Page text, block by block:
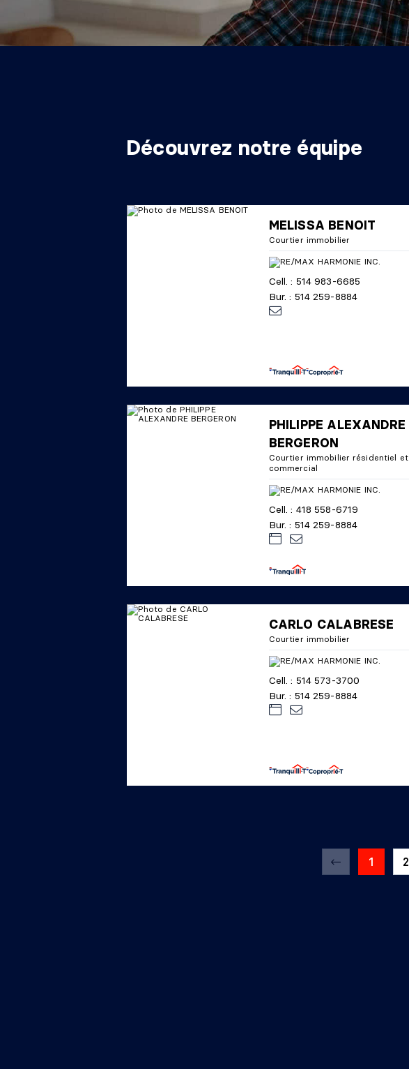
Découvrez notre équipe
MELISSA BENOIT
Courtier immobilier
Cell. : 514 983-6685
Bur. : 514 259-8884
PHILIPPE ALEXANDRE
BERGERON
Courtier immobilier résidentiel et
commercial
Cell. : 418 558-6719
Bur. : 514 259-8884
CARLO CALABRESE
Courtier immobilier
Cell. : 514 573-3700
Bur. : 514 259-8884
1 2